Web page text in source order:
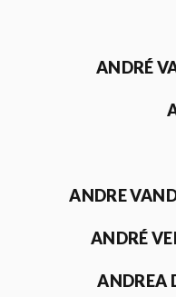
ANDRÉ
ANDRE
ANDRÉ
ANDREA